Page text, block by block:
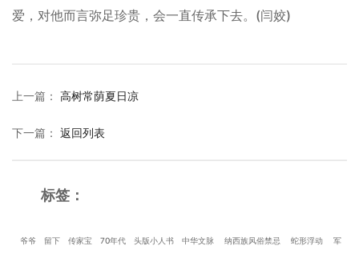
爱，对他而言弥足珍贵，会一直传承下去。(闫姣)
上一篇 ： 高树常荫夏日凉
下一篇 ： 返回列表
标签：
爷爷 留下 传家宝 70年代 头版小人书 中华文脉 纳西族风俗禁忌 蛇形浮动 军